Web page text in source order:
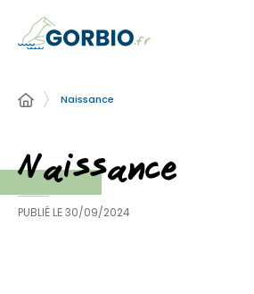
Naissance
Naissance
PUBLIÉ LE30/09/2024